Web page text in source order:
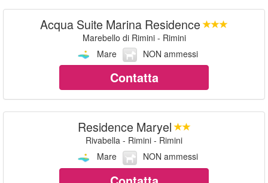
Acqua Suite Marina Residence
Marebello di Rimini - Rimini
Mare
NON ammessi
Contatta
Residence Maryel
Rivabella - Rimini - Rimini
Mare
NON ammessi